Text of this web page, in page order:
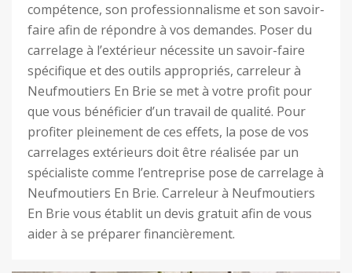
compétence, son professionnalisme et son savoir-
faire afin de répondre à vos demandes. Poser du
carrelage à l’extérieur nécessite un savoir-faire
spécifique et des outils appropriés, carreleur à
Neufmoutiers En Brie se met à votre profit pour
que vous bénéficier d’un travail de qualité. Pour
profiter pleinement de ces effets, la pose de vos
carrelages extérieurs doit être réalisée par un
spécialiste comme l’entreprise pose de carrelage à
Neufmoutiers En Brie. Carreleur à Neufmoutiers
En Brie vous établit un devis gratuit afin de vous
aider à se préparer financièrement.